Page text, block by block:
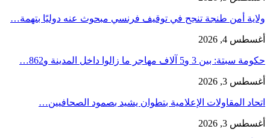
ولاية أمن طنجة تنجح في توقيف فرنسي مبحوث عنه دوليًا بتهمة…
أغسطس 4, 2026
حكومة سبتة: بين 3 و5 آلاف مهاجر ما زالوا داخل المدينة و862…
أغسطس 3, 2026
اتحاد المقاولات الإعلامية بتطوان يشيد بصمود الصحافيين…
أغسطس 3, 2026